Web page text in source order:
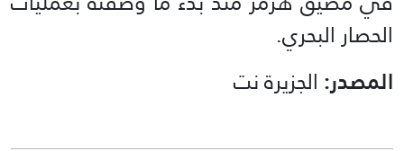
الحصار البحري.
المصدر: الجزيرة نت